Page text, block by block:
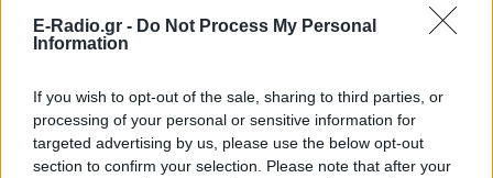
E-Radio.gr - Do Not Process My Personal
Information
If you wish to opt-out of the sale, sharing to third parties, or
processing of your personal or sensitive information for
targeted advertising by us, please use the below opt-out
section to confirm your selection. Please note that after your